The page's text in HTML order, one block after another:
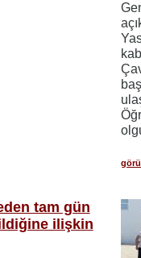
tam gün
ilişkin